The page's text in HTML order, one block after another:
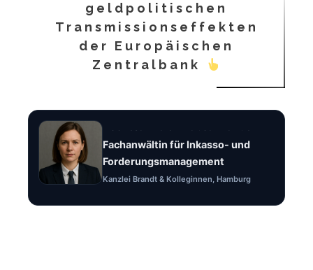
geldpolitischen
Transmissionseffekten
der Europäischen
Zentralbank
Fachanwältin für Inkasso- und
Forderungsmanagement
Kanzlei Brandt & Kolleginnen, Hamburg